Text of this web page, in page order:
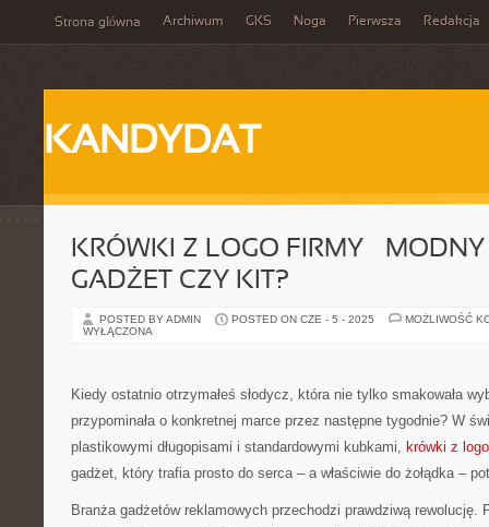
Strona główna Archiwum GKS Noga Pierwsza Redakcja
KANDYDAT
KRÓWKI Z LOGO FIRMY –
GADŻET CZY KIT?
POSTED BY ADMIN POSTED ON CZE - 5 - 2025
MOŻLIWOŚĆ
WYŁĄCZONA
Kiedy ostatnio otrzymałeś słodycz, która nie tylko smakowała
przypominała o konkretnej marce przez następne tygodnie? W
plastikowymi długopisami i standardowymi kubkami, krówki z logo
gadżet, który trafia prosto do serca – a właściwie do żołądka –
Branża gadżetów reklamowych przechodzi prawdziwą